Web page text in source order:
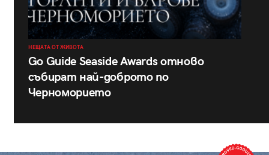
НЕЩАТА ОТ ЖИВОТА
Go Guide Seaside Awards отново
събират най-доброто по
Черноморието